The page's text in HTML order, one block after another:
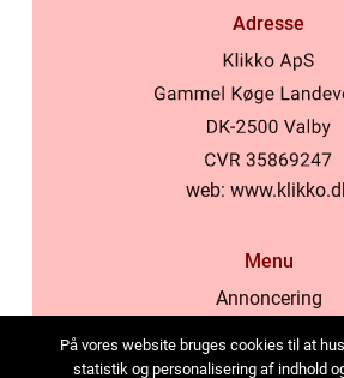
Adresse
web:
Menu
Annoncering
Cookies
På vores website bruges cookies til at
statistik og personalisering af indhold